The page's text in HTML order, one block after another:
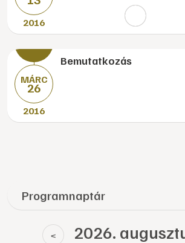
2016
MÁRC
26
2016
Bemutatkozás
Programnaptár
< 2026.